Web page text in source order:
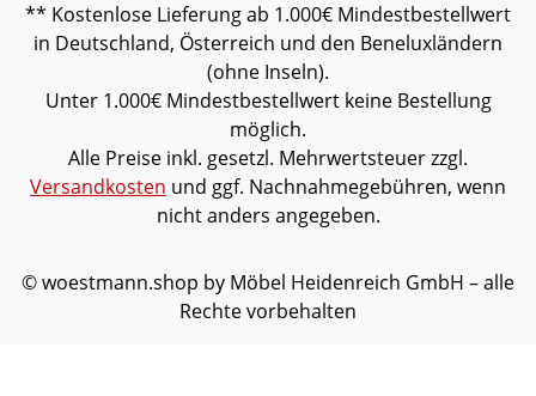
** Kostenlose Lieferung ab 1.000€ Mindestbestellwert
in Deutschland, Österreich und den Beneluxländern
(ohne Inseln).
Unter 1.000€ Mindestbestellwert keine Bestellung
möglich.
Alle Preise inkl. gesetzl. Mehrwertsteuer zzgl.
Versandkosten und ggf. Nachnahmegebühren, wenn
nicht anders angegeben.
© woestmann.shop by Möbel Heidenreich GmbH – alle
Rechte vorbehalten